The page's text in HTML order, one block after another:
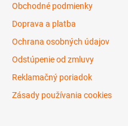
Obchodné podmienky
Doprava a platba
Ochrana osobných údajov
Odstúpenie od zmluvy
Reklamačný poriadok
Zásady používania cookies